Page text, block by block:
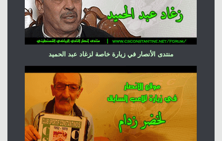
منتدى الأنصار في زيارة خاصة لزغاد عبد الحميد